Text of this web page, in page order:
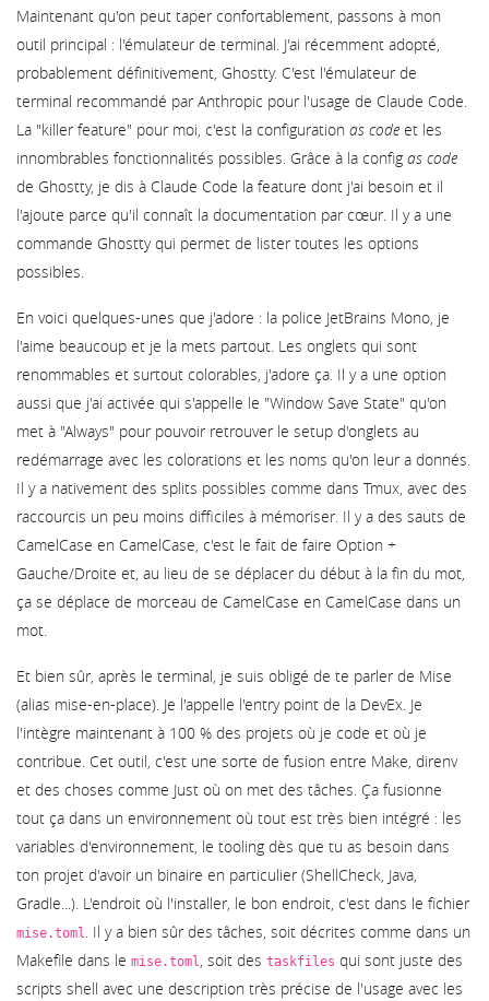
Maintenant qu'on peut taper confortablement, passons à mon
outil principal : l'émulateur de terminal. J'ai récemment adopté,
probablement définitivement, Ghostty. C'est l'émulateur de
terminal recommandé par Anthropic pour l'usage de Claude Code.
La "killer feature" pour moi, c'est la configuration as code et les
innombrables fonctionnalités possibles. Grâce à la config as code
de Ghostty, je dis à Claude Code la feature dont j'ai besoin et il
l'ajoute parce qu'il connaît la documentation par cœur. Il y a une
commande Ghostty qui permet de lister toutes les options
possibles.
En voici quelques-unes que j'adore : la police JetBrains Mono, je
l'aime beaucoup et je la mets partout. Les onglets qui sont
renommables et surtout colorables, j'adore ça. Il y a une option
aussi que j'ai activée qui s'appelle le "Window Save State" qu'on
met à "Always" pour pouvoir retrouver le setup d'onglets au
redémarrage avec les colorations et les noms qu'on leur a donnés.
Il y a nativement des splits possibles comme dans Tmux, avec des
raccourcis un peu moins difficiles à mémoriser. Il y a des sauts de
CamelCase en CamelCase, c'est le fait de faire Option +
Gauche/Droite et, au lieu de se déplacer du début à la fin du mot,
ça se déplace de morceau de CamelCase en CamelCase dans un
mot.
Et bien sûr, après le terminal, je suis obligé de te parler de Mise
(alias mise-en-place). Je l'appelle l'entry point de la DevEx. Je
l'intègre maintenant à 100 % des projets où je code et où je
contribue. Cet outil, c'est une sorte de fusion entre Make, direnv
et des choses comme Just où on met des tâches. Ça fusionne
tout ça dans un environnement où tout est très bien intégré : les
variables d'environnement, le tooling dès que tu as besoin dans
ton projet d'avoir un binaire en particulier (ShellCheck, Java,
Gradle...). L'endroit où l'installer, le bon endroit, c'est dans le fichier
mise.toml. Il y a bien sûr des tâches, soit décrites comme dans un
Makefile dans le mise.toml, soit des taskfiles qui sont juste des
scripts shell avec une description très précise de l'usage avec les